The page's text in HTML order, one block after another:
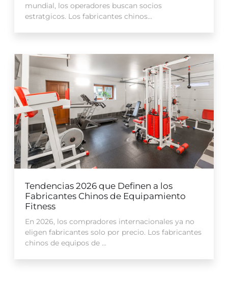
mundial, los operadores buscan socios
estratgicos. Los fabricantes chinos...
Tendencias 2026 que Definen a los
Fabricantes Chinos de Equipamiento
Fitness
En 2026, los compradores internacionales ya no
eligen fabricantes solo por precio. Los fabricantes
chinos de equipos de ...